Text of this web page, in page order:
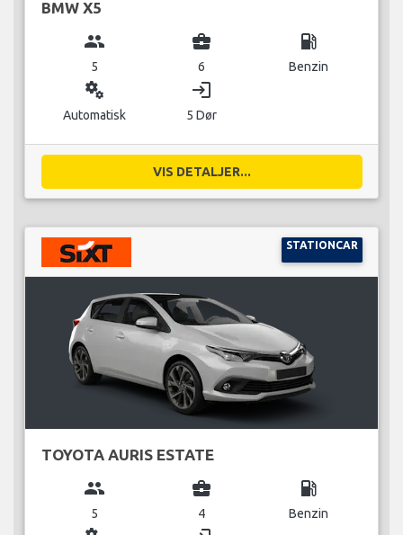
BMW X5
group
5
business_center
6
local_gas_station
Benzin
miscellaneous_services
Automatisk
login
5 Dør
VIS DETALJER...
STATIONCAR
TOYOTA AURIS ESTATE
group
5
business_center
4
local_gas_station
Benzin